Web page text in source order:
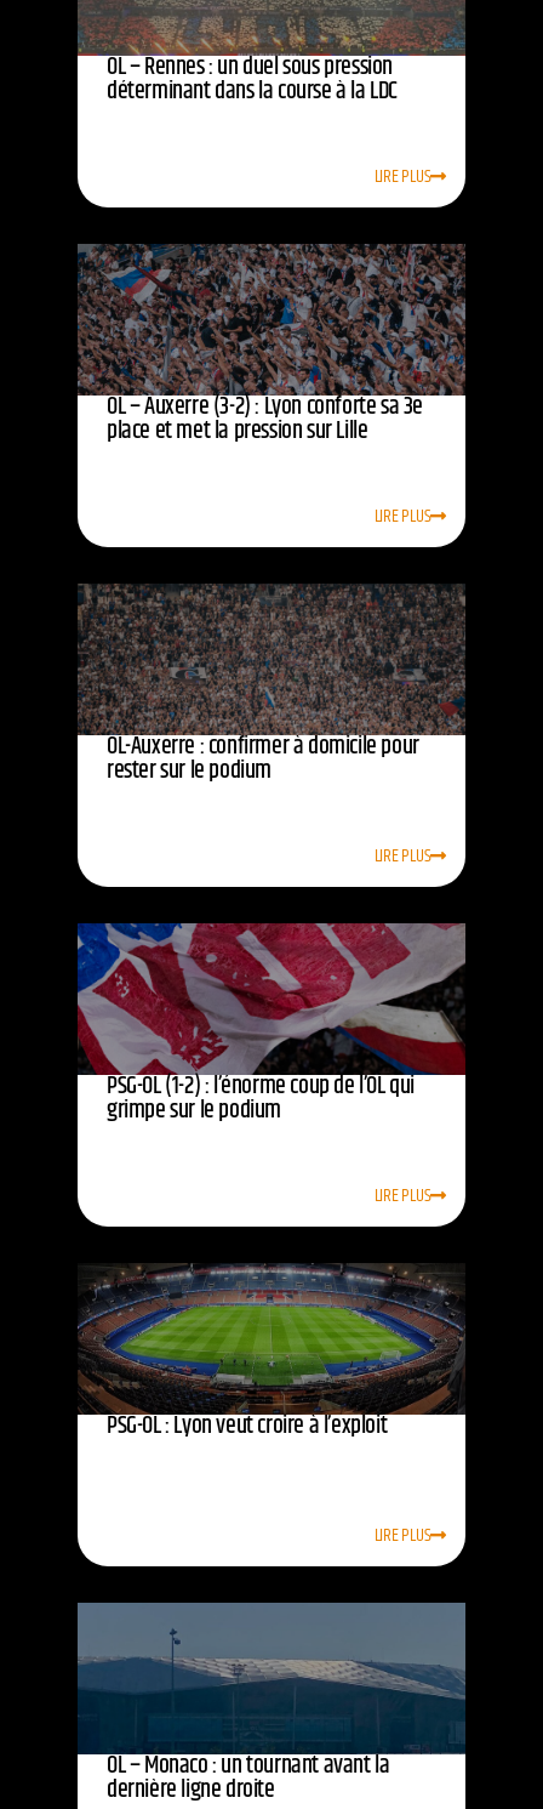
OL – Rennes : un duel sous pression
déterminant dans la course à la LDC
LIRE PLUS
OL – Auxerre (3-2) : Lyon conforte sa 3e
place et met la pression sur Lille
LIRE PLUS
OL-Auxerre : confirmer à domicile pour
rester sur le podium
LIRE PLUS
PSG-OL (1-2) : l’énorme coup de l’OL qui
grimpe sur le podium
LIRE PLUS
PSG-OL : Lyon veut croire à l’exploit
LIRE PLUS
OL – Monaco : un tournant avant la
dernière ligne droite